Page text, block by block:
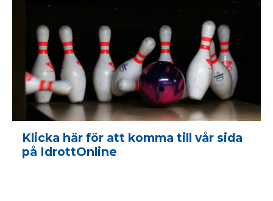
Klicka här för att komma till vår sida
på IdrottOnline